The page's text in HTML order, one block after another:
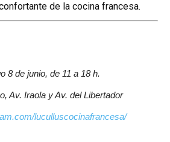
de la cocina francesa.
8 de junio, de 11 a 18 h.
Av. Iraola y Av. del Libertador
luculluscocinafrancesa/